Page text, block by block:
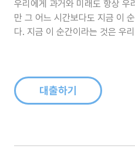
우리에게 과거와 미래도 항상 우
만 그 어느 시간보다도 지금 이
다. 지금 이 순간이라는 것은 우
간은 현재밖에..
대출하기